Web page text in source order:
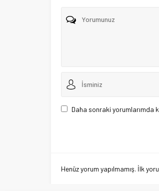
Daha sonraki yorumlarımda
Henüz yorum yapılmamış. İlk